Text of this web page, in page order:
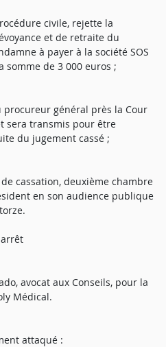
civile, rejette la
et de retraite du
à payer à la société SOS
somme de 3 000 euros ;
général près la Cour
sera transmis pour être
du jugement cassé ;
cassation, deuxième chambre
en son audience publique
arrêt
avocat aux Conseils, pour la
Médical.
attaqué :